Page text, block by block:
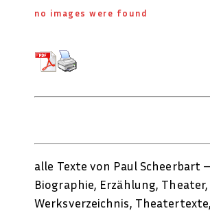
no images were found
alle Texte von Paul
Biographie, Erzählung,
Werksverzeichnis,